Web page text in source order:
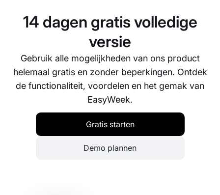
14 dagen gratis volledige
versie
Gebruik alle mogelijkheden van ons product
helemaal gratis en zonder beperkingen. Ontdek
de functionaliteit, voordelen en het gemak van
EasyWeek.
Gratis starten
Demo plannen